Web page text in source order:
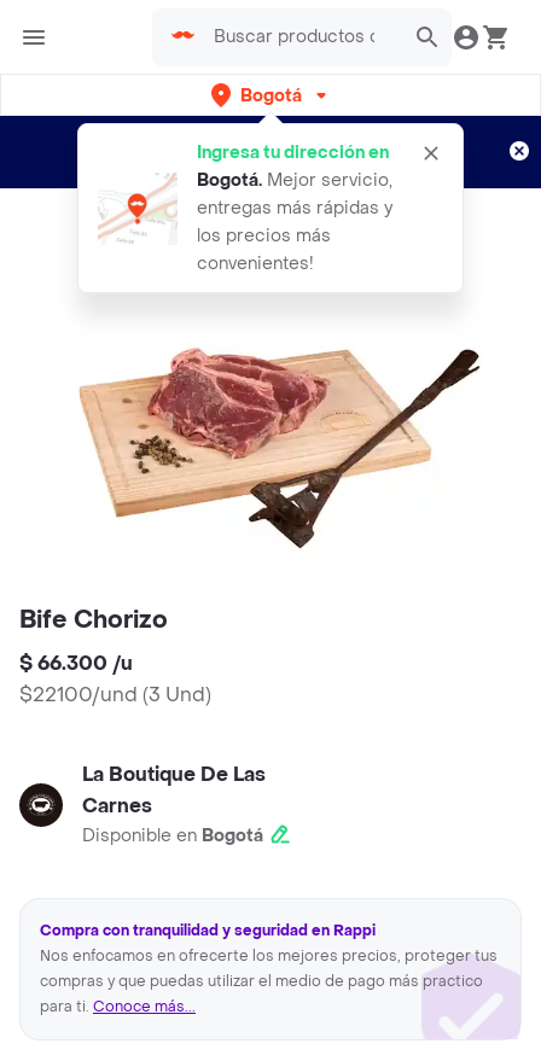
Bogotá
Ingresa tu dirección en
Bogotá. Mejor servicio,
entregas más rápidas y
los precios más
convenientes!
envíos gratis por semanas
Aplican TyC
Bife Chorizo
$ 66.300 /u
$22100/und (3 Und)
La Boutique De Las
Carnes
Disponible en Bogotá
Compra con tranquilidad y seguridad en Rappi
Nos enfocamos en ofrecerte los mejores precios, proteger tus
compras y que puedas utilizar el medio de pago más practico
para ti. Conoce más...